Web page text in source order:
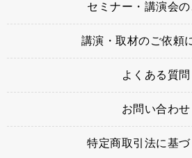
セミナー・講演会
講演・取材のご依頼
よくある質問
お問い合わせ
特定商取引法に基